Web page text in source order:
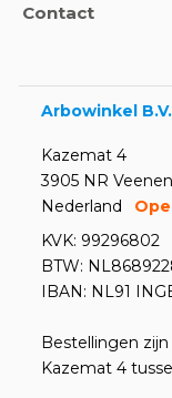
Contact
Arbowinkel B.V.
Kazemat 4
3905 NR
Nederland
KVK: 99296802
BTW:
IBAN: NL91
Bestellingen
Kazemat 4